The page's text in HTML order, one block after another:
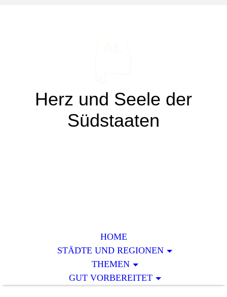
Herz und Seele der
Südstaaten
HOME
STÄDTE UND REGIONEN
THEMEN
GUT VORBEREITET